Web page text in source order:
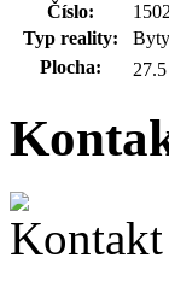
Číslo:
Typ reality:
Plocha: